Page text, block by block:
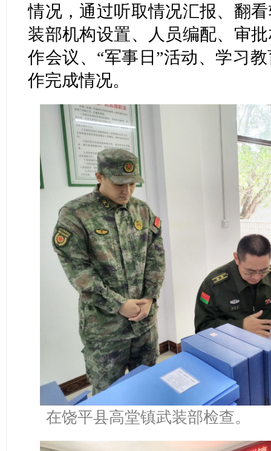
情况，通过听取情况汇报、翻
装部机构设置、人员编配、审
作会议、“军事日”活动、学习
作完成情况。
在饶平县高堂镇武装部检查。